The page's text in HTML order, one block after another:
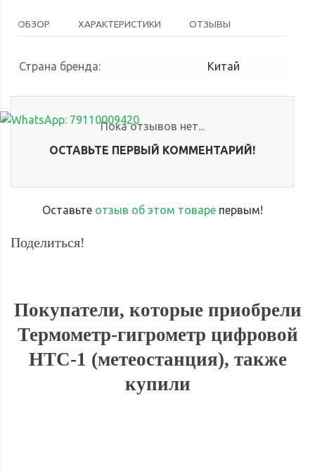
ОБЗОР ХАРАКТЕРИСТИКИ ОТЗЫВЫ
Страна бренда: Китай
Пока отзывов нет...
ОСТАВЬТЕ ПЕРВЫЙ КОММЕНТАРИЙ!
Оставьте отзыв об этом товарепервым!
Поделиться!
Покупатели, которые приобрели
Термометр-гигрометр цифровой
HTC-1 (метеостанция), также
купили